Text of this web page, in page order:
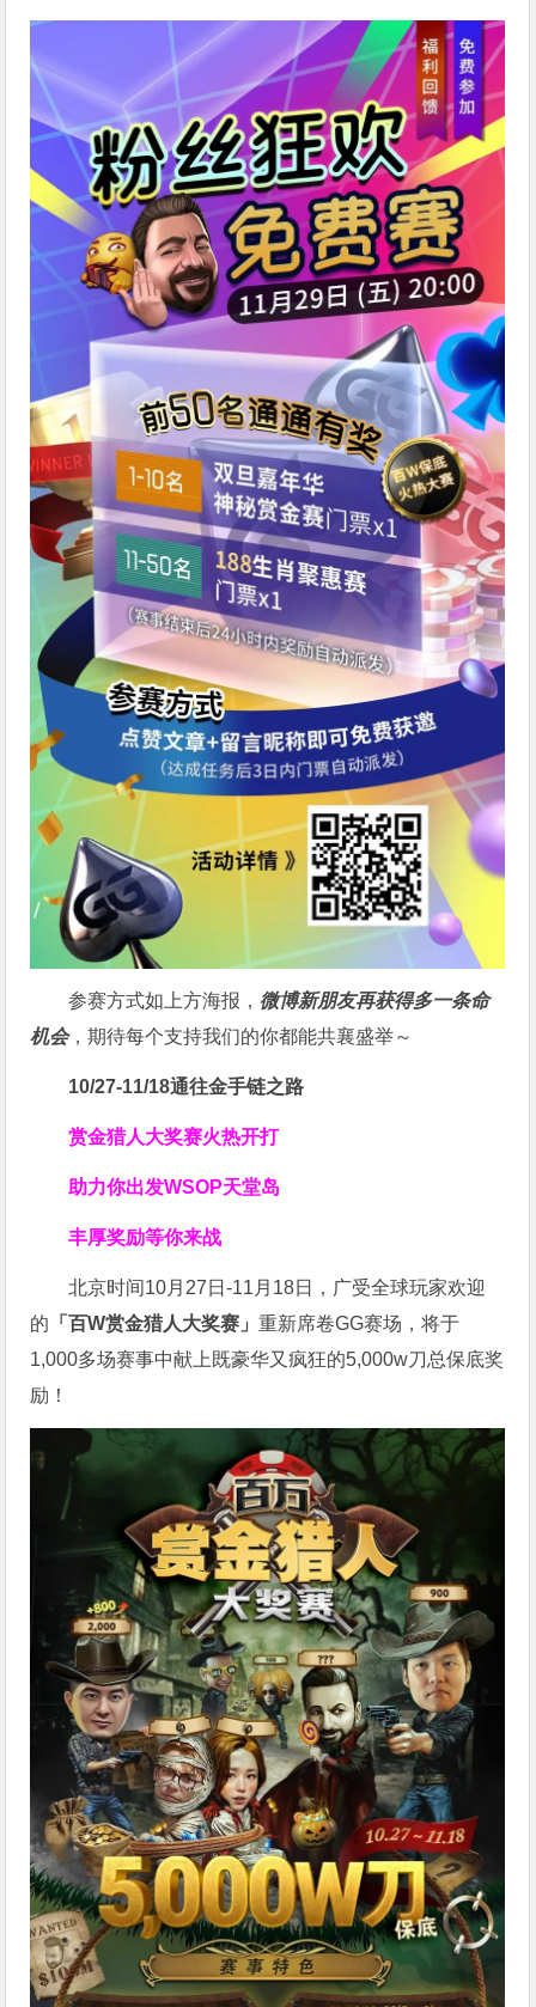
参赛方式如上方海报， 微博新朋友再获得多一条命
机会，期待每个支持我们的你都能共襄盛举～
10/27-11/18通往金手链之路
赏金猎人大奖赛火热开打
助力你出发WSOP天堂岛
丰厚奖励等你来战
北京时间10月27日-11月18日，广受全球玩家欢迎
的 「百W赏金猎人大奖赛」重新席卷GG赛场，将于
1,000多场赛事中献上既豪华又疯狂的5,000w刀总保底奖
励！